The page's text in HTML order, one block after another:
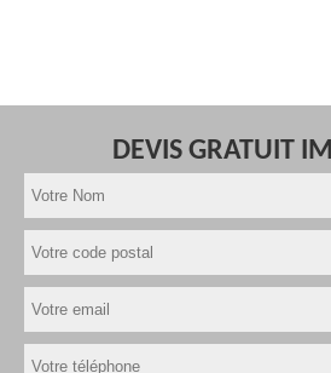
DEVIS GRATUIT